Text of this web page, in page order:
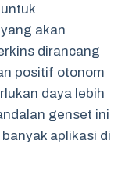
akan
dirancang
positif otonom
daya lebih
genset ini
aplikasi di